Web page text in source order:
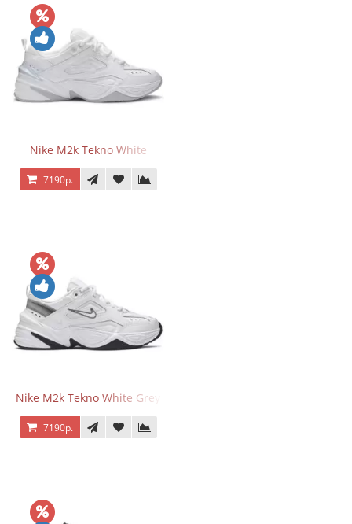
Nike M2k Tekno White
7190р.
Nike M2k Tekno White Grey
7190р.